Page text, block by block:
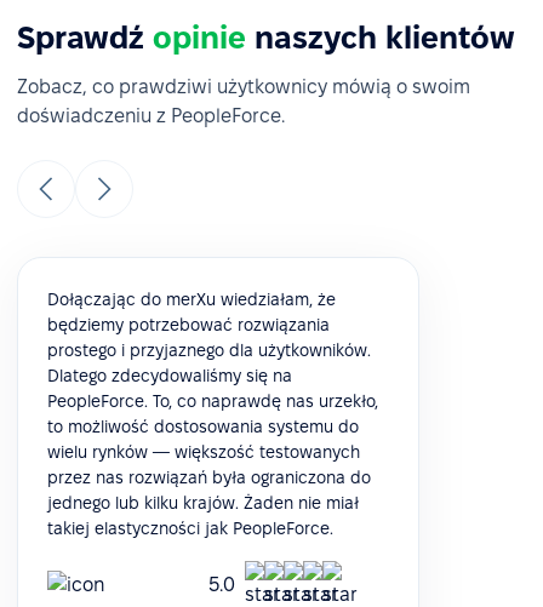
Sprawdź opinie naszych klientów
Zobacz, co prawdziwi użytkownicy mówią o swoim
doświadczeniu z PeopleForce.
Dołączając do merXu wiedziałam, że
będziemy potrzebować rozwiązania
prostego i przyjaznego dla użytkowników.
Dlatego zdecydowaliśmy się na
PeopleForce. To, co naprawdę nas urzekło,
to możliwość dostosowania systemu do
wielu rynków — większość testowanych
przez nas rozwiązań była ograniczona do
jednego lub kilku krajów. Żaden nie miał
takiej elastyczności jak PeopleForce.
5.0